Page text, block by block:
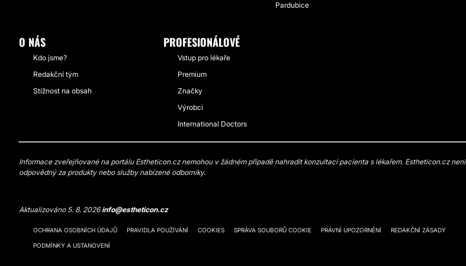
Pardubice
O NÁS
Kdo jsme?
Redakční tým
Stížnost na obsah
PROFESIONÁLOVÉ
Vstup pro lékaře
Premium
Značky
Výrobci
International Doctors
Informace zveřejňované na portálu Estheticon.cz nemohou v žádném případě nahradit konzultaci pacienta s lékařem. Estheticon.cz není
odpovědný za produkty nebo služby nabízené odborníky.
Aktualizováno 5. 8. 2026info@estheticon.cz
OCHRANA OSOBNÍCH ÚDAJŮ PRAVIDLA POUŽÍVÁNÍ COOKIES SPRÁVA SOUBORŮ COOKIE PRÁVNÍ UPOZORNĚNÍ REDAKČNÍ ZÁSADY
PODMÍNKY A USTANOVENÍ